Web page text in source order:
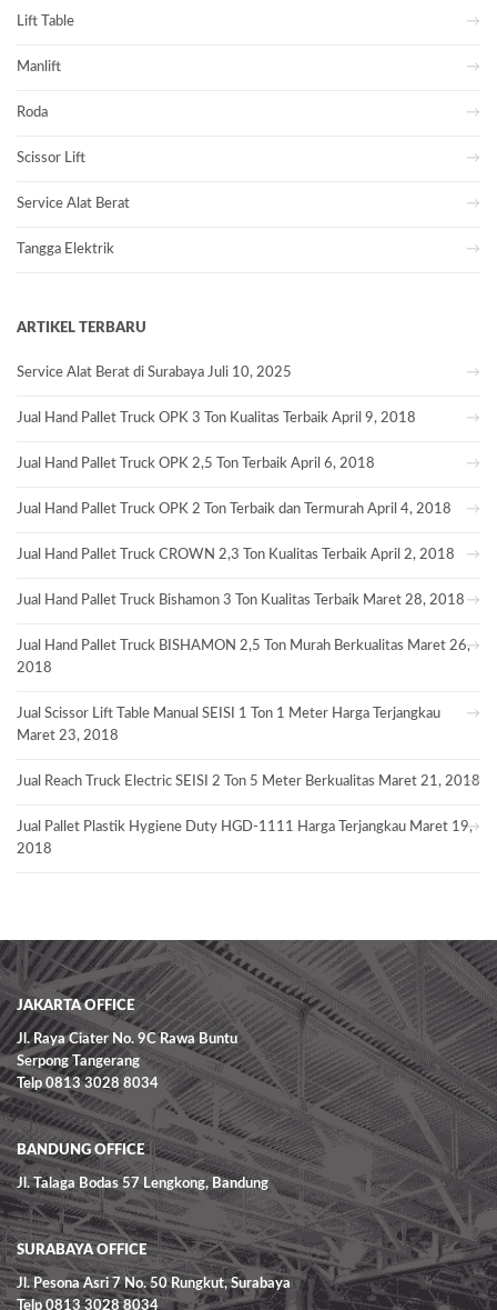
Lift Table
Manlift
Roda
Scissor Lift
Service Alat Berat
Tangga Elektrik
ARTIKEL TERBARU
Service Alat Berat di Surabaya Juli 10, 2025
Jual Hand Pallet Truck OPK 3 Ton Kualitas Terbaik April 9, 2018
Jual Hand Pallet Truck OPK 2,5 Ton Terbaik April 6, 2018
Jual Hand Pallet Truck OPK 2 Ton Terbaik dan Termurah April 4, 2018
Jual Hand Pallet Truck CROWN 2,3 Ton Kualitas Terbaik April 2, 2018
Jual Hand Pallet Truck Bishamon 3 Ton Kualitas Terbaik Maret 28, 2018
Jual Hand Pallet Truck BISHAMON 2,5 Ton Murah Berkualitas Maret 26,
2018
Jual Scissor Lift Table Manual SEISI 1 Ton 1 Meter Harga Terjangkau
Maret 23, 2018
Jual Reach Truck Electric SEISI 2 Ton 5 Meter Berkualitas Maret 21, 2018
Jual Pallet Plastik Hygiene Duty HGD-1111 Harga Terjangkau Maret 19,
2018
JAKARTA OFFICE
Jl. Raya Ciater No. 9C Rawa Buntu
Serpong Tangerang
Telp 0813 3028 8034
BANDUNG OFFICE
Jl. Talaga Bodas 57 Lengkong, Bandung
SURABAYA OFFICE
Jl. Pesona Asri 7 No. 50 Rungkut, Surabaya
Telp 0813 3028 8034